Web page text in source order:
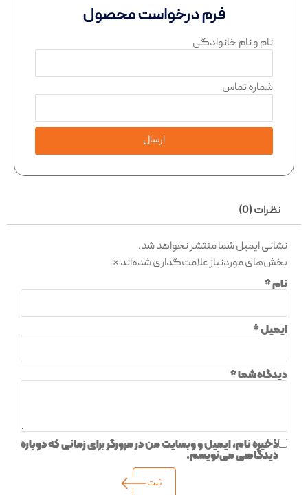
فرم درخواست محصول
نام و نام خانوادگی
شماره تماس
ارسال
نظرات (0)
نشانی ایمیل شما منتشر نخواهد شد.
بخش‌های موردنیاز علامت‌گذاری شده‌اند*
نام*
ایمیل*
دیدگاه شما*
ذخیره نام، ایمیل و وبسایت من در مرورگر برای زمانی که دوباره
دیدگاهی می‌نویسم.